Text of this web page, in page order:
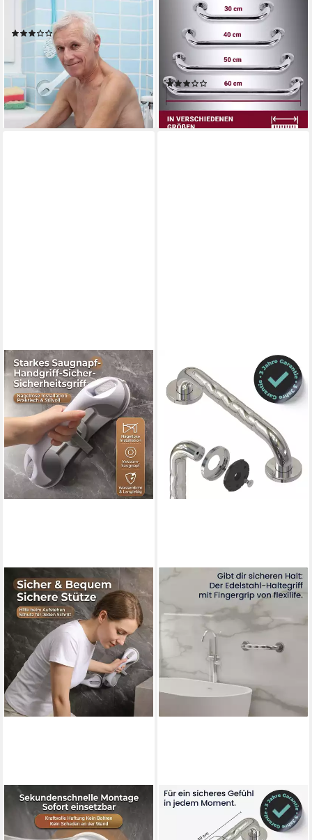
Haltegriff mit Saugnapf
(4)
14,99 € UVP29,99 €
-50%
lieferbar - in 2-3 Werktagen bei dir
Haltegriff Haltegriff für
Dusche & Badewanne in
verschiedenen Längen -
Edelstahl, belastbar bis 110
kg, 30 cm
ab 16,90 €
lieferbar - in 2-3 Werktagen bei dir
JASLIFE
Haltegriff Sauggriff 28cm
ohne Bohren, Haltegriff für
FLEXILIFE
Haltegriff Wandgriff für
Senioren, stabiler